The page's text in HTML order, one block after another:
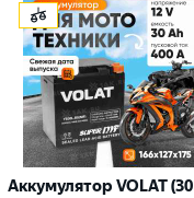
Аккумулятор VOLAT (30